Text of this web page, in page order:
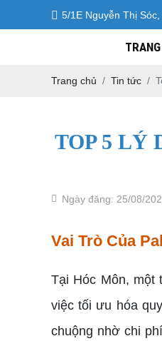
5/1E Nguyễn Thị
Trang chủ Tin tức
TOP 5 LÝ
Ngày đăng: 25/08/
Vai Trò Của
Tại Hóc Môn, một
việc tối ưu hóa
chuộng nhờ chi